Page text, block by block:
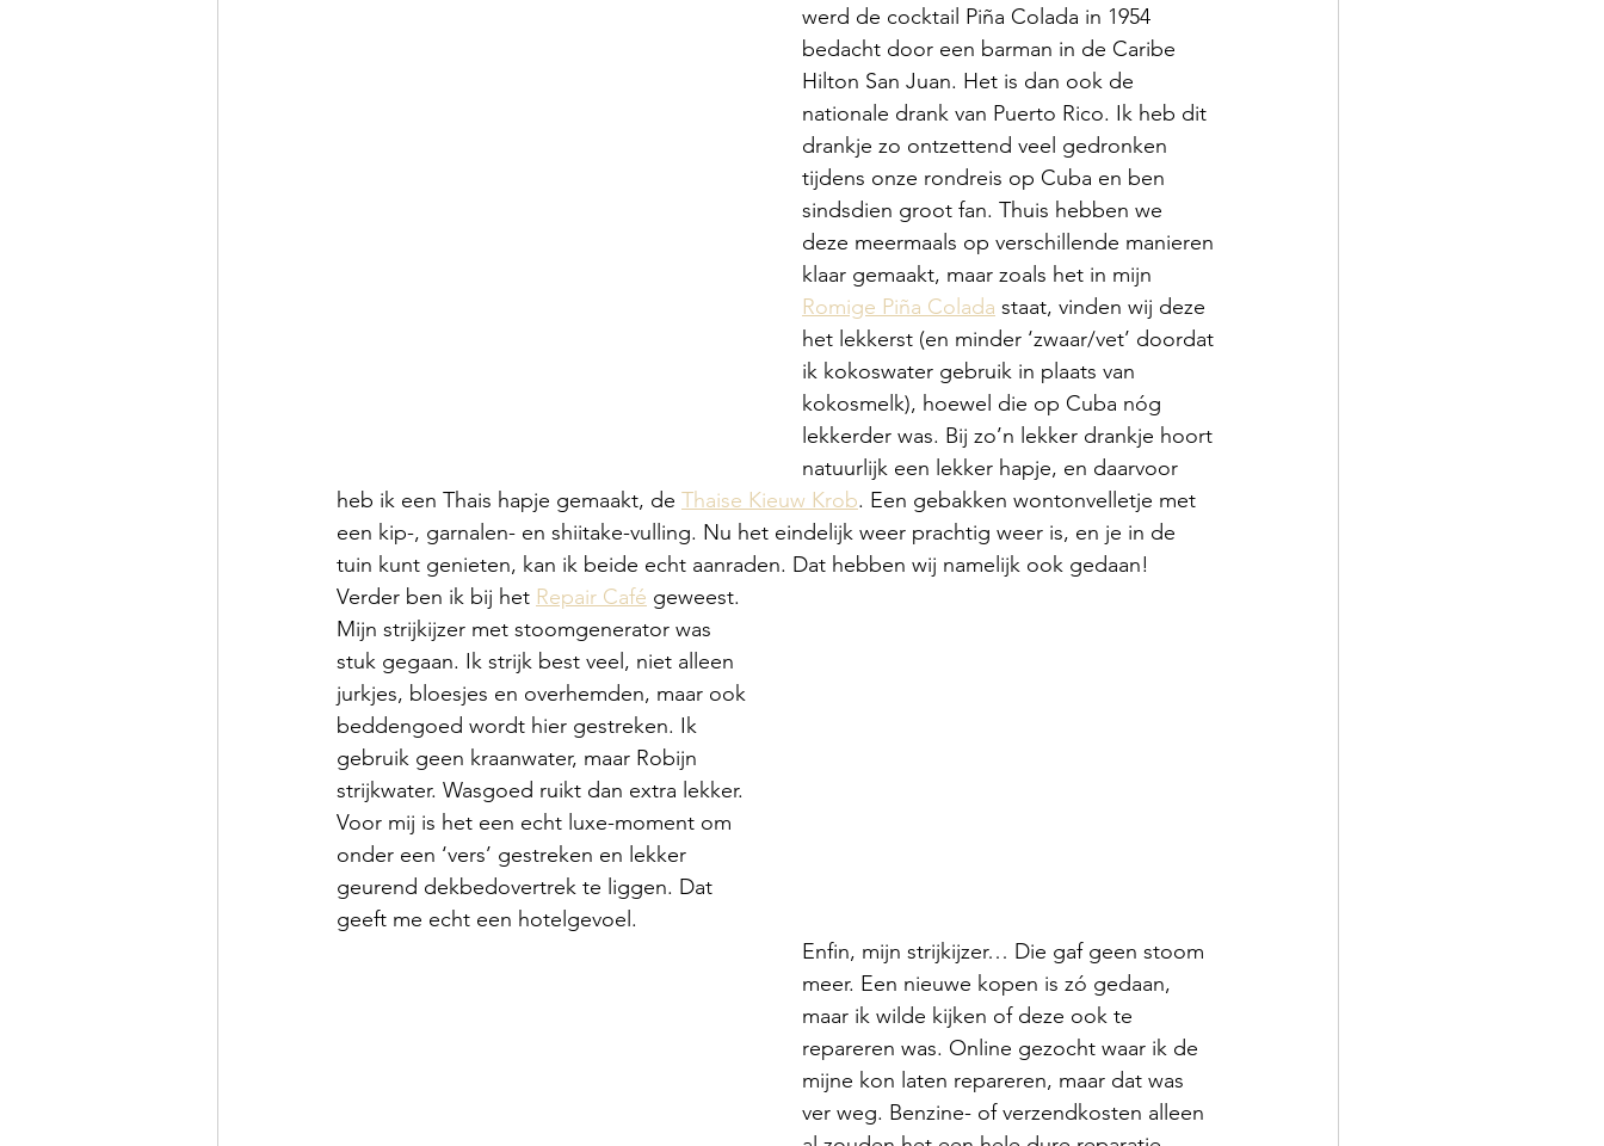
werd de cocktail Piña Colada in 1954
bedacht door een barman in de Caribe
Hilton San Juan. Het is dan ook de
nationale drank van Puerto Rico. Ik heb dit
drankje zo ontzettend veel gedronken
tijdens onze rondreis op Cuba en ben
sindsdien groot fan. Thuis hebben we
deze meermaals op verschillende manieren
klaar gemaakt, maar zoals het in mijn
Romige Piña Colada staat, vinden wij deze
het lekkerst (en minder ‘zwaar/vet’ doordat
ik kokoswater gebruik in plaats van
kokosmelk), hoewel die op Cuba nóg
lekkerder was. Bij zo’n lekker drankje hoort
natuurlijk een lekker hapje, en daarvoor
heb ik een Thais hapje gemaakt, de Thaise Kieuw Krob. Een gebakken wontonvelletje met
een kip-, garnalen- en shiitake-vulling. Nu het eindelijk weer prachtig weer is, en je in de
tuin kunt genieten, kan ik beide echt aanraden. Dat hebben wij namelijk ook gedaan!
Verder ben ik bij het Repair Café geweest.
Mijn strijkijzer met stoomgenerator was
stuk gegaan. Ik strijk best veel, niet alleen
jurkjes, bloesjes en overhemden, maar ook
beddengoed wordt hier gestreken. Ik
gebruik geen kraanwater, maar Robijn
strijkwater. Wasgoed ruikt dan extra lekker.
Voor mij is het een echt luxe-moment om
onder een ‘vers’ gestreken en lekker
geurend dekbedovertrek te liggen. Dat
geeft me echt een hotelgevoel.
Enfin, mijn strijkijzer… Die gaf geen stoom
meer. Een nieuwe kopen is zó gedaan,
maar ik wilde kijken of deze ook te
repareren was. Online gezocht waar ik de
mijne kon laten repareren, maar dat was
ver weg. Benzine- of verzendkosten alleen